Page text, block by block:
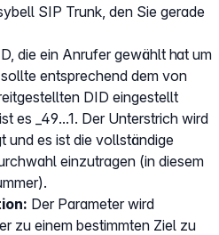
SIP Trunk, den Sie gerade
die ein Anrufer gewählt hat um
entsprechend dem von
DID eingestellt
es _49...1. Der Unterstrich wird
und es ist die vollständige
einzutragen (in diesem
Der Parameter wird
zu einem bestimmten Ziel zu